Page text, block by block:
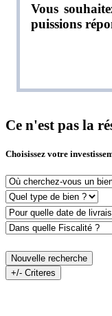
Vous
puissions
Ce n'est pas la
Choisissez votre
Nouvelle recherche
+/- Criteres